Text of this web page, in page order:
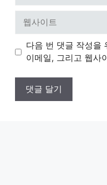
일
트
다음 번 댓글 작성을
이메일, 그리고 웹사